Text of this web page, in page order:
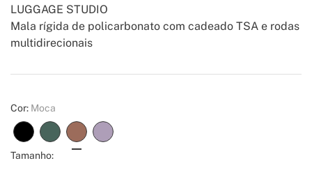
Mala rígida de policarbonato com cadeado TSA e rodas
multidirecionais
LUGGAGE STUDIO
Create
Cor: Moca
Tamanho: